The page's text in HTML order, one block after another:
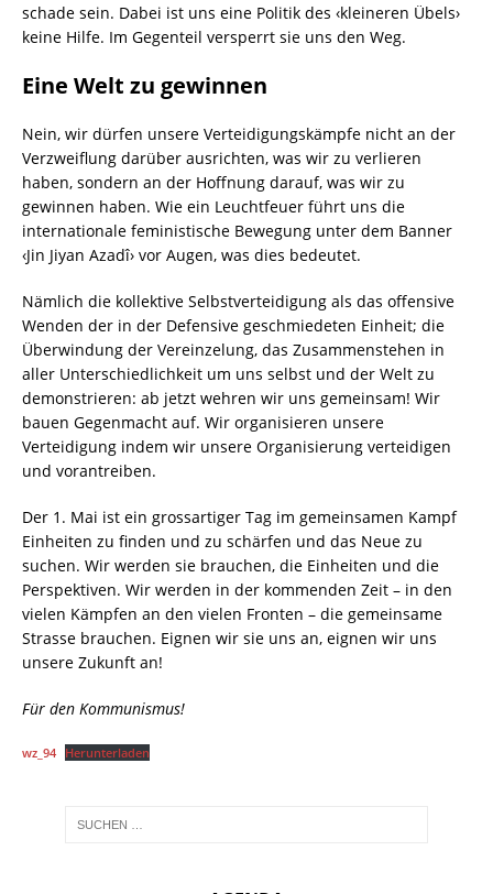
schade sein. Dabei ist uns eine Politik des ‹kleineren Übels›
keine Hilfe. Im Gegenteil versperrt sie uns den Weg.
Eine Welt zu gewinnen
Nein, wir dürfen unsere Verteidigungskämpfe nicht an der
Verzweiflung darüber ausrichten, was wir zu verlieren
haben, sondern an der Hoffnung darauf, was wir zu
gewinnen haben. Wie ein Leuchtfeuer führt uns die
internationale feministische Bewegung unter dem Banner
‹Jin Jiyan Azadî› vor Augen, was dies bedeutet.
Nämlich die kollektive Selbstverteidigung als das offensive
Wenden der in der Defensive geschmiedeten Einheit; die
Überwindung der Vereinzelung, das Zusammenstehen in
aller Unterschiedlichkeit um uns selbst und der Welt zu
demonstrieren: ab jetzt wehren wir uns gemeinsam! Wir
bauen Gegenmacht auf. Wir organisieren unsere
Verteidigung indem wir unsere Organisierung verteidigen
und vorantreiben.
Der 1. Mai ist ein grossartiger Tag im gemeinsamen Kampf
Einheiten zu finden und zu schärfen und das Neue zu
suchen. Wir werden sie brauchen, die Einheiten und die
Perspektiven. Wir werden in der kommenden Zeit – in den
vielen Kämpfen an den vielen Fronten – die gemeinsame
Strasse brauchen. Eignen wir sie uns an, eignen wir uns
unsere Zukunft an!
Für den Kommunismus!
wz_94 Herunterladen